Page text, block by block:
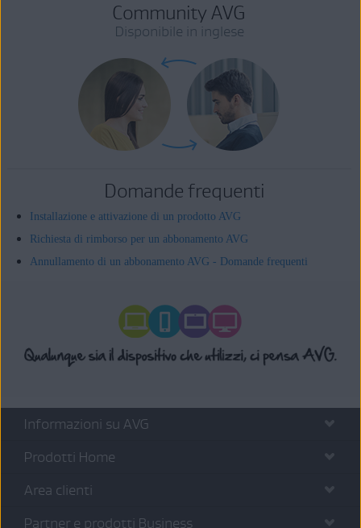
Community AVG
Disponibile in inglese
Domande frequenti
Installazione e attivazione di un prodotto AVG
Richiesta di rimborso per un abbonamento AVG
Annullamento di un abbonamento AVG - Domande frequenti
Informazioni su AVG
Prodotti Home
Area clienti
Partner e prodotti Business